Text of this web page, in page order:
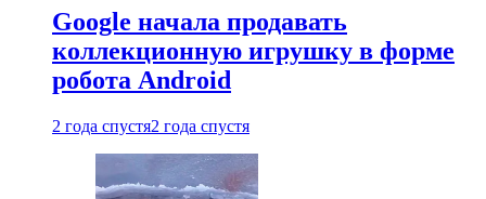
Google начала продавать
коллекционную игрушку в форме
робота Android
2 года спустя2 года спустя